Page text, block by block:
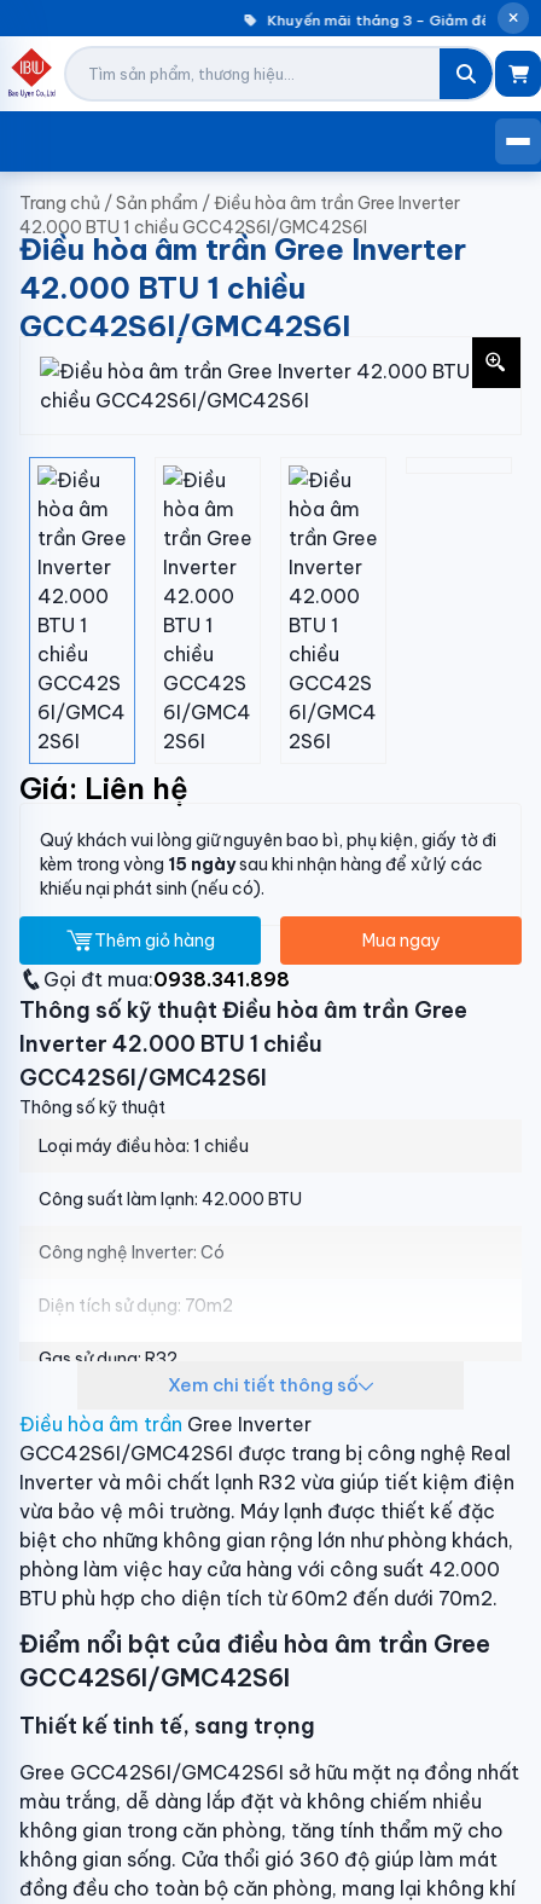
Khuyến mãi tháng 3 – Giảm đến
Trang chủ /Sản phẩm /Điều hòa âm trần Gree Inverter
42.000 BTU 1 chiều GCC42S6I/GMC42S6I
Điều hòa âm trần Gree Inverter
42.000 BTU 1 chiều
GCC42S6I/GMC42S6I
Giá: Liên hệ
Quý khách vui lòng giữ nguyên bao bì, phụ kiện, giấy tờ đi
kèm trong vòng 15 ngàysau khi nhận hàng để xử lý các
khiếu nại phát sinh (nếu có).
Thêm giỏ hàng Mua ngay
Gọi đt mua:0938.341.898
Thông số kỹ thuật Điều hòa âm trần Gree
Inverter 42.000 BTU 1 chiều
GCC42S6I/GMC42S6I
Thông số kỹ thuật
Loại máy điều hòa: 1 chiều
Công suất làm lạnh: 42.000 BTU
Công nghệ Inverter: Có
Diện tích sử dụng: 70m2
Gas sử dụng: R32
Lưu lượng gió dàn lạnh: Tối đa
Độ ồn dàn lạnh:52/50/45/41 dB(A)
Mức tiêu thụ điện năng
Tiết kiệm điện: Real Inverter
Thông số kích thước/Lắp đặt
Kích thước dàn lạnh:
84cm x 84cm x 24cm
Kích thước dàn nóng:
100cm x 74.6cm x 42.7cm(Ngang x cao x sâu)
Khối lượng dàn nóng:53kg
Xem chi tiết thông số
Điều hòa âm trần Gree Inverter
GCC42S6I/GMC42S6I được trang bị công nghệ Real
Inverter và môi chất lạnh R32 vừa giúp tiết kiệm điện
vừa bảo vệ môi trường. Máy lạnh được thiết kế đặc
biệt cho những không gian rộng lớn như phòng khách,
phòng làm việc hay cửa hàng với công suất 42.000
BTU phù hợp cho diện tích từ 60m2 đến dưới 70m2.
Điểm nổi bật của điều hòa âm trần Gree
GCC42S6I/GMC42S6I
Thiết kế tinh tế, sang trọng
Gree GCC42S6I/GMC42S6I sở hữu mặt nạ đồng nhất
màu trắng, dễ dàng lắp đặt và không chiếm nhiều
không gian trong căn phòng, tăng tính thẩm mỹ cho
không gian sống. Cửa thổi gió 360 độ giúp làm mát
đồng đều cho toàn bộ căn phòng, mang lại không khí